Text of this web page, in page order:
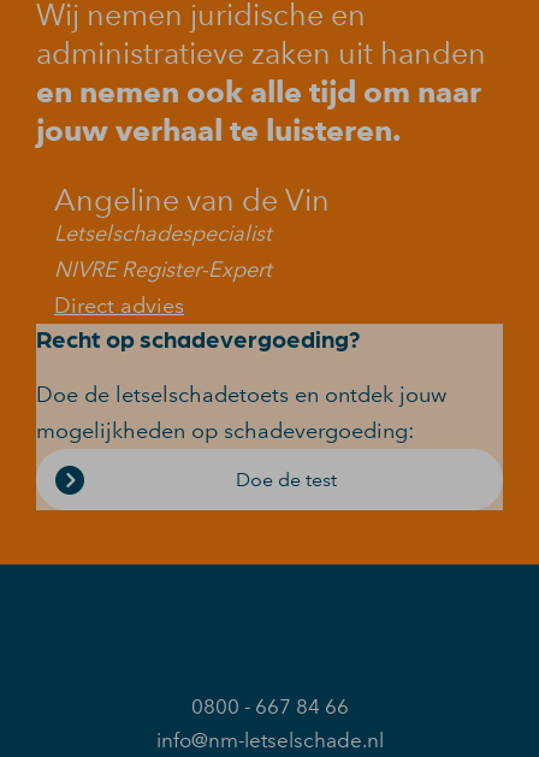
Wij nemen juridische en
administratieve zaken uit handen
en nemen ook alle tijd om naar
jouw verhaal te luisteren.
Angeline van de Vin
Letselschadespecialist
NIVRE Register-Expert
Direct advies
Recht op schadevergoeding?
Doe de letselschadetoets en ontdek jouw
mogelijkheden op schadevergoeding:
Doe de test
0800 - 667 84 66
info@nm-letselschade.nl